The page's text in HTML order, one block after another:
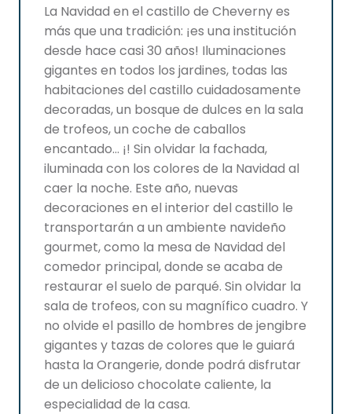
La Navidad en el castillo de Cheverny es
más que una tradición: ¡es una institución
desde hace casi 30 años! Iluminaciones
gigantes en todos los jardines, todas las
habitaciones del castillo cuidadosamente
decoradas, un bosque de dulces en la sala
de trofeos, un coche de caballos
encantado… ¡! Sin olvidar la fachada,
iluminada con los colores de la Navidad al
caer la noche. Este año, nuevas
decoraciones en el interior del castillo le
transportarán a un ambiente navideño
gourmet, como la mesa de Navidad del
comedor principal, donde se acaba de
restaurar el suelo de parqué. Sin olvidar la
sala de trofeos, con su magnífico cuadro. Y
no olvide el pasillo de hombres de jengibre
gigantes y tazas de colores que le guiará
hasta la Orangerie, donde podrá disfrutar
de un delicioso chocolate caliente, la
especialidad de la casa.